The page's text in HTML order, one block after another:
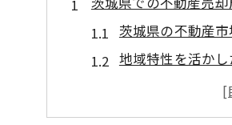
茨城県の不動産
地域特性を活か
茨城県内の地域
不動産売却を成